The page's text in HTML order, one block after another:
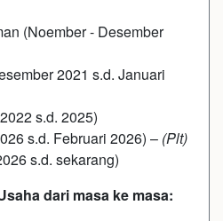
(Noember - Desember
2021 s.d. Januari
s.d. 2025)
s.d. Februari 2026) – (Plt)
s.d. sekarang)
dari masa ke masa: